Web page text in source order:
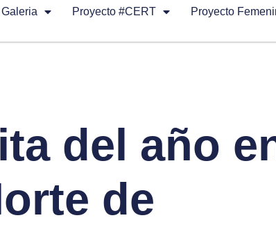
Galeria Proyecto #CERT Proyecto
del año
de